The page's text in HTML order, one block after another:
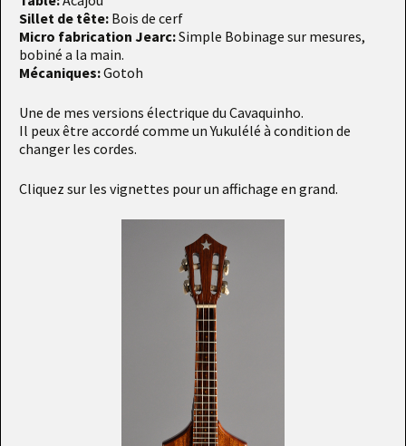
Sillet de tête: Bois de cerf
Micro fabrication Jearc:Simple Bobinage sur mesures,
bobiné a la main.
Mécaniques:Gotoh
Une de mes versions électrique du Cavaquinho.
Il peux être accordé comme un Yukulélé à condition de
changer les cordes.
Cliquez sur les vignettes pour un affichage en grand.